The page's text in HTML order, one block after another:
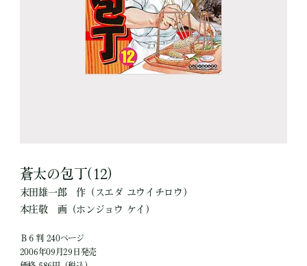
蒼太の包丁(12)
末田雄一郎 作 （スエダ ユウイチロウ）
本庄敬
画 （ホンジョウ ケイ）
Ｂ６判 240ページ
2006年09月29日発売